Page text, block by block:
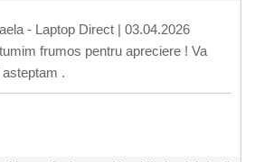
- Laptop Direct | 03.04.2026
frumos pentru apreciere ! Va
asteptam .